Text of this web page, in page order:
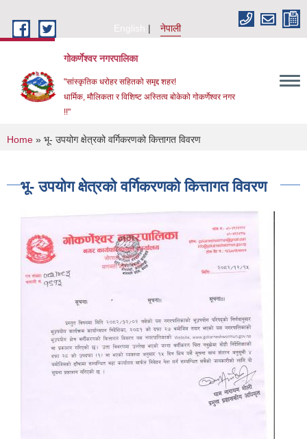
English
नेपाली
गोकर्णेश्वर नगरपालिका
"सांस्कृतिक धरोहर सहितको समृद्द शहर!
धार्मिक, मौलिकता र विशिष्ट अस्तित्व बोकेको गोकर्णेश्वर नगर
!!"
You are here
Home » भू- उपयोग क्षेत्रको वर्गिकरणको कित्तागत विवरण
भू- उपयोग क्षेत्रको वर्गिकरणको कित्तागत विवरण